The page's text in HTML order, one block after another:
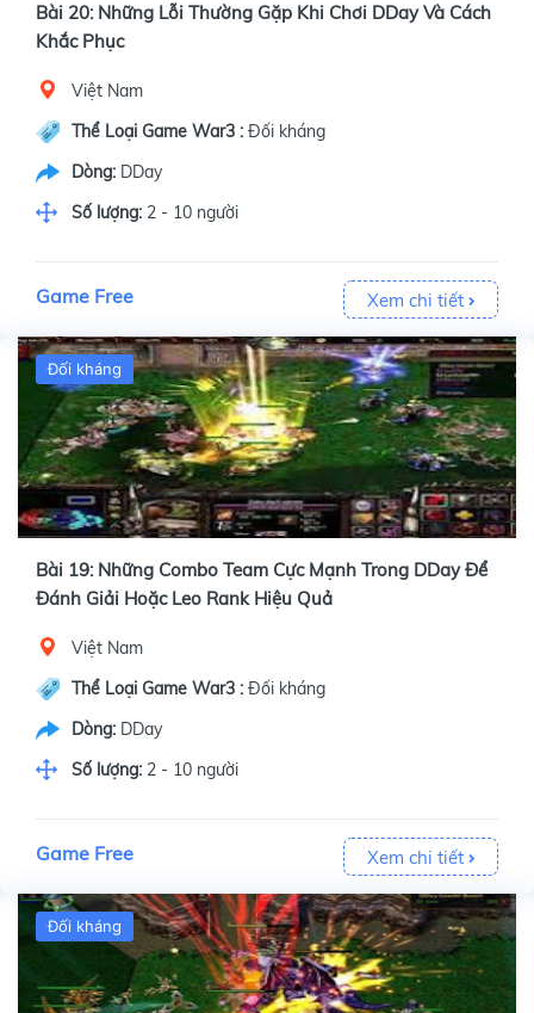
Bài 20: Những Lỗi Thường Gặp Khi Chơi DDay Và Cách
Khắc Phục
Việt Nam
Thể Loại Game War3 : Đối kháng
Dòng: DDay
Số lượng: 2 - 10 người
Game Free Xem chi tiết
Đối kháng
Bài 19: Những Combo Team Cực Mạnh Trong DDay Để
Đánh Giải Hoặc Leo Rank Hiệu Quả
Việt Nam
Thể Loại Game War3 : Đối kháng
Dòng: DDay
Số lượng: 2 - 10 người
Game Free Xem chi tiết
Đối kháng